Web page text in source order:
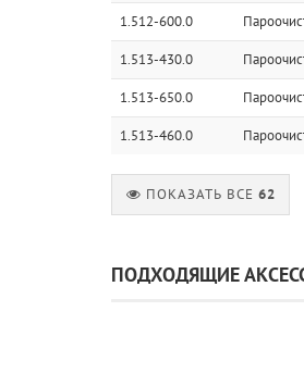
1.512-600.0
1.513-430.0
1.513-650.0
1.513-460.0
ПОКАЗАТЬ ВСЕ62
ПОДХОДЯЩИЕ